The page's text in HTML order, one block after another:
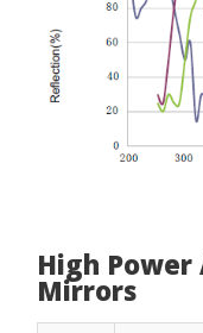
High Power
Mirrors